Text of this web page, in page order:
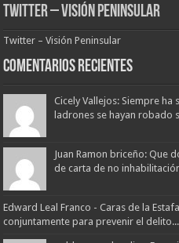
Twitter – Visión Peninsular
Twitter – Visión Peninsular
Comentarios Recientes
Cicely Vallejos: Siempre
ladrones se hayan robado
Juan Ramon briceño: Que
de carta de no
Edward Leal Franco - Caras de la
conjuntamente para prevenir el delito...